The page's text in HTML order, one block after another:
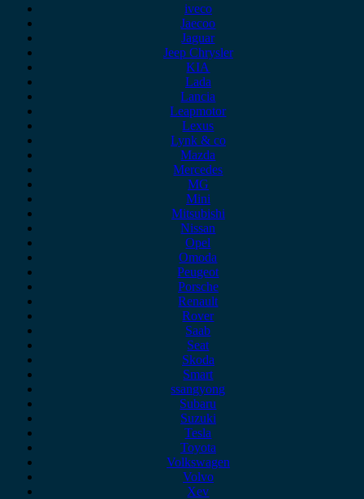
iveco
Jaecoo
Jaguar
Jeep Chrysler
KIA
Lada
Lancia
Leapmotor
Lexus
Lynk & co
Mazda
Mercedes
MG
Mini
Mitsubishi
Nissan
Opel
Omoda
Peugeot
Porsche
Renault
Rover
Saab
Seat
Skoda
Smart
ssangyong
Subaru
Suzuki
Tesla
Toyota
Volkswagen
Volvo
Xev